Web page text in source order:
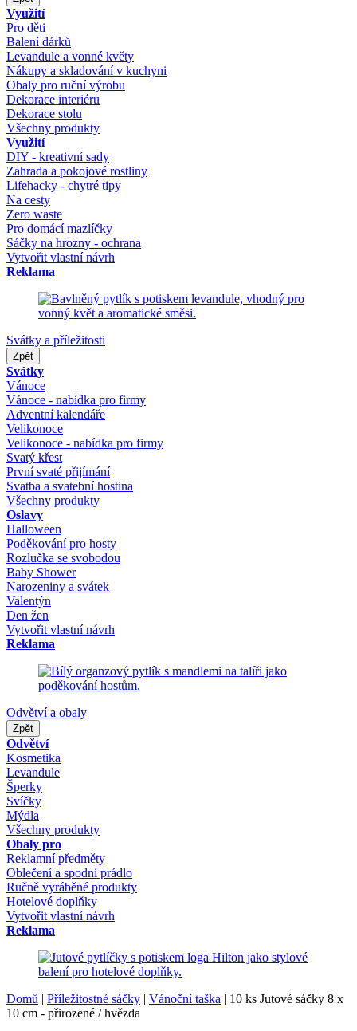
Využití
Pro děti
Balení dárků
Levandule a vonné květy
Nákupy a skladování v kuchyni
Obaly pro ruční výrobu
Dekorace interiéru
Dekorace stolu
Všechny produkty
Využití
DIY - kreativní sady
Zahrada a pokojové rostliny
Lifehacky - chytré tipy
Na cesty
Zero waste
Pro domácí mazlíčky
Sáčky na hrozny - ochrana
Vytvořit vlastní návrh
Reklama
Svátky a příležitosti
Zpět
Svátky
Vánoce
Vánoce - nabídka pro firmy
Adventní kalendáře
Velikonoce
Velikonoce - nabídka pro firmy
Svatý křest
První svaté přijímání
Svatba a svatební hostina
Všechny produkty
Oslavy
Halloween
Poděkování pro hosty
Rozlučka se svobodou
Baby Shower
Narozeniny a svátek
Valentýn
Den žen
Vytvořit vlastní návrh
Reklama
Odvětví a obaly
Zpět
Odvětví
Kosmetika
Levandule
Šperky
Svíčky
Mýdla
Všechny produkty
Obaly pro
Reklamní předměty
Oblečení a spodní prádlo
Ručně vyráběné produkty
Hotelové doplňky
Vytvořit vlastní návrh
Reklama
Domů | Příležitostné sáčky | Vánoční taška | 10 ks Jutové sáčky 8 x
10 cm - přirozené / hvězda